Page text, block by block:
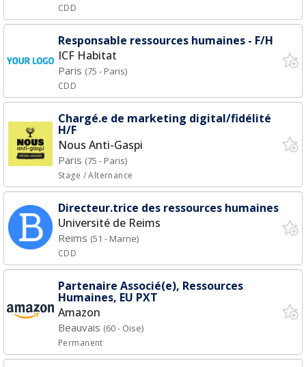
CDD
Responsable ressources humaines - F/H
ICF Habitat
Paris (75 - Paris)
CDD
Chargé.e de marketing digital/fidélité
H/F
Nous Anti-Gaspi
Paris (75 - Paris)
Stage / Alternance
Directeur.trice des ressources humaines
Université de Reims
Reims (51 - Marne)
CDD
Partenaire Associé(e), Ressources
Humaines, EU PXT
Amazon
Beauvais (60 - Oise)
Permanent